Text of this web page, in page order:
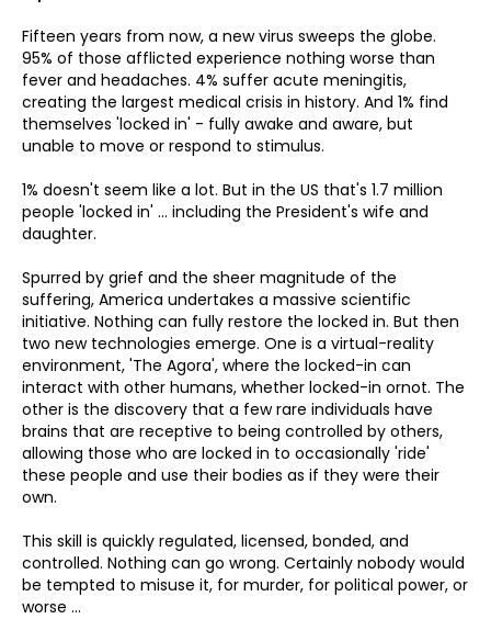
Fifteen years from now, a new virus sweeps the globe.
95% of those afflicted experience nothing worse than
fever and headaches. 4% suffer acute meningitis,
creating the largest medical crisis in history. And 1% find
themselves 'locked in' - fully awake and aware, but
unable to move or respond to stimulus.
1% doesn't seem like a lot. But in the US that's 1.7 million
people 'locked in' ... including the President's wife and
daughter.
Spurred by grief and the sheer magnitude of the
suffering, America undertakes a massive scientific
initiative. Nothing can fully restore the locked in. But then
two new technologies emerge. One is a virtual-reality
environment, 'The Agora', where the locked-in can
interact with other humans, whether locked-in ornot. The
other is the discovery that a few rare individuals have
brains that are receptive to being controlled by others,
allowing those who are locked in to occasionally 'ride'
these people and use their bodies as if they were their
own.
This skill is quickly regulated, licensed, bonded, and
controlled. Nothing can go wrong. Certainly nobody would
be tempted to misuse it, for murder, for political power, or
worse ...